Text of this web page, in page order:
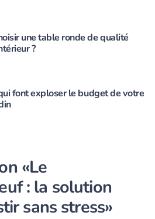
une table ronde de qualité
?
font exploser le budget de votre
«Le
: la solution
sans stress»